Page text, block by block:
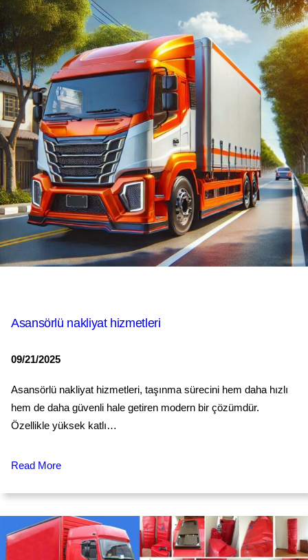
Asansörlü nakliyat hizmetleri
09/21/2025
Asansörlü nakliyat hizmetleri, taşınma sürecini hem daha hızlı
hem de daha güvenli hale getiren modern bir çözümdür.
Özellikle yüksek katlı…
Read More